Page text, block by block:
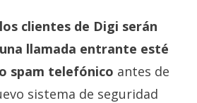
los clientes de Digi serán
llamada entrante esté
spam telefónico antes de
sistema de seguridad